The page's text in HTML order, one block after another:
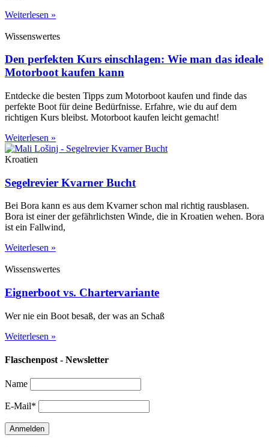
Weiterlesen »
Wissenswertes
Den perfekten Kurs einschlagen: Wie man das ideale
Motorboot kaufen kann
Entdecke die besten Tipps zum Motorboot kaufen und finde das
perfekte Boot für deine Bedürfnisse. Erfahre, wie du auf dem
richtigen Kurs bleibst. Motorboot kaufen leicht gemacht!
Weiterlesen »
Kroatien
Segelrevier Kvarner Bucht
Bei Bora kann es aus dem Kvarner schon mal richtig rausblasen.
Bora ist einer der gefährlichsten Winde, die in Kroatien wehen. Bora
ist ein Fallwind,
Weiterlesen »
Wissenswertes
Eignerboot vs. Chartervariante
Wer nie ein Boot besaß, der was an Schaß
Weiterlesen »
Flaschenpost - Newsletter
Name
E-Mail*